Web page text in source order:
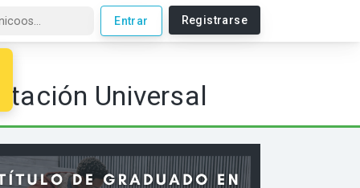
Entrar Registrarse
Universal